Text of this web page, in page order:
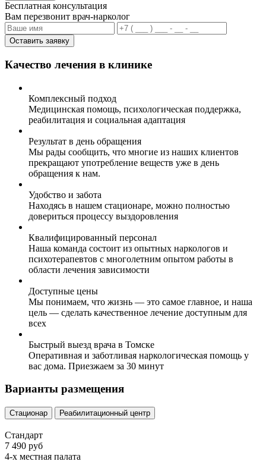
Бесплатная консультация
Вам перезвонит врач-нарколог
Оставить заявку
Качество лечения в клинике
Комплексный подход
Медицинская помощь, психологическая поддержка,
реабилитация и социальная адаптация
Результат в день обращения
Мы рады сообщить, что многие из наших клиентов
прекращают употребление веществ уже в день
обращения к нам.
Удобство и забота
Находясь в нашем стационаре, можно полностью
довериться процессу выздоровления
Квалифицированный персонал
Наша команда состоит из опытных наркологов и
психотерапевтов с многолетним опытом работы в
области лечения зависимости
Доступные цены
Мы понимаем, что жизнь — это самое главное, и наша
цель — сделать качественное лечение доступным для
всех
Быстрый выезд врача в Томске
Оперативная и заботливая наркологическая помощь у
вас дома. Приезжаем за 30 минут
Варианты размещения
Стационар Реабилитационный центр
Стандарт
7 490 руб
4-х местная палата